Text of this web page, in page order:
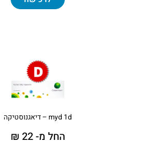
myd 1d – דיאגנוסטיקה
החל מ- 22 ₪